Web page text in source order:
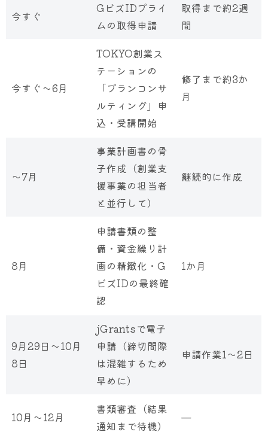
今すぐ
GビズIDプライ
ムの取得申請
取得まで約2週
間
今すぐ〜6月
TOKYO創業ス
テーションの
「プランコンサ
ルティング」申
込・受講開始
修了まで約3か
月
〜7月
事業計画書の骨
子作成（創業支
援事業の担当者
と並行して）
継続的に作成
8月
申請書類の整
備・資金繰り計
画の精緻化・G
ビズIDの最終確
認
1か月
9月29日〜10月
8日
jGrantsで電子
申請（締切間際
は混雑するため
早めに）
申請作業1〜2日
10月〜12月
書類審査（結果
通知まで待機）
—